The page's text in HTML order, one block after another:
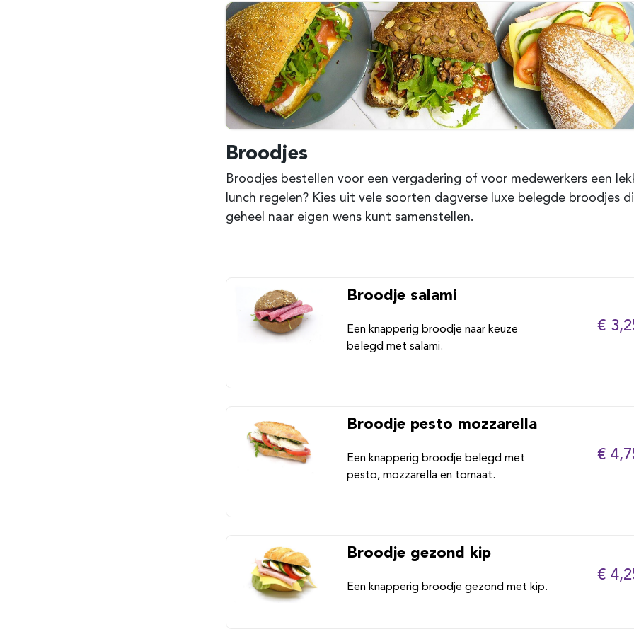
Broodjes
Broodjes bestellen voor een vergadering of voor medewerkers een
lunch regelen? Kies uit vele soorten dagverse luxe belegde broodjes
geheel naar eigen wens kunt samenstellen.
Broodje salami
Een knapperig broodje naar keuze
belegd met salami.
€
Broodje pesto mozzarella
Een knapperig broodje belegd met
pesto, mozzarella en tomaat.
€
Broodje gezond kip
Een knapperig broodje gezond met kip.
€